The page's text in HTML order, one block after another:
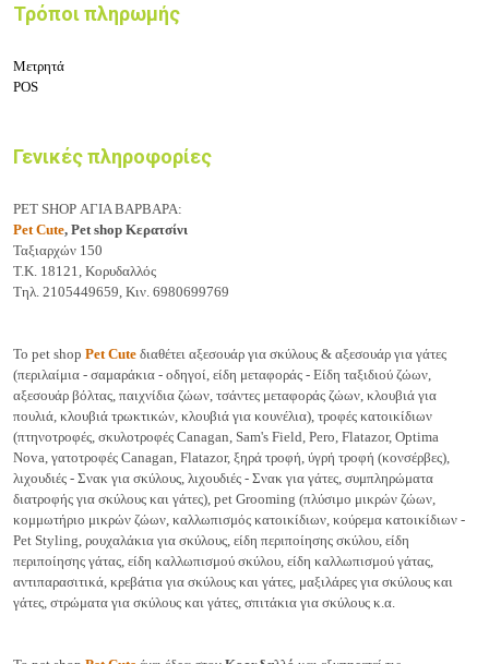
Τρόποι πληρωμής
Μετρητά
POS
Γενικές πληροφορίες
PET SHOP ΑΓΙΑ ΒΑΡΒΑΡΑ:
Pet Cute, Pet shop Κερατσίνι
Ταξιαρχών 150
Τ.Κ. 18121, Κορυδαλλός
Τηλ. 2105449659, Κιν. 6980699769
Το pet shop Pet Cute διαθέτει αξεσουάρ για σκύλους & αξεσουάρ για γάτες
(περιλαίμια - σαμαράκια - οδηγοί, είδη μεταφοράς - Είδη ταξιδιού ζώων,
αξεσουάρ βόλτας, παιχνίδια ζώων, τσάντες μεταφοράς ζώων, κλουβιά για
πουλιά, κλουβιά τρωκτικών, κλουβιά για κουνέλια), τροφές κατοικίδιων
(πτηνοτροφές, σκυλοτροφές Canagan, Sam's Field, Pero, Flatazor, Optima
Nova, γατοτροφές Canagan, Flatazor, ξηρά τροφή, ύγρή τροφή (κονσέρβες),
λιχουδιές - Σνακ για σκύλους, λιχουδιές - Σνακ για γάτες, συμπληρώματα
διατροφής για σκύλους και γάτες), pet Grooming (πλύσιμο μικρών ζώων,
κομμωτήριο μικρών ζώων, καλλωπισμός κατοικίδιων, κούρεμα κατοικίδιων -
Pet Styling, ρουχαλάκια για σκύλους, είδη περιποίησης σκύλου, είδη
περιποίησης γάτας, είδη καλλωπισμού σκύλου, είδη καλλωπισμού γάτας,
αντιπαρασιτικά, κρεβάτια για σκύλους και γάτες, μαξιλάρες για σκύλους και
γάτες, στρώματα για σκύλους και γάτες, σπιτάκια για σκύλους κ.α.